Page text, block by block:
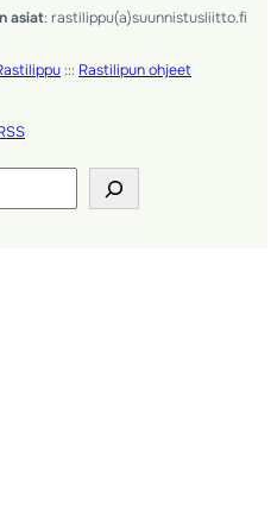
asiat: rastilippu(a)suunnistusliitto.fi
::: Rastilipun ohjeet